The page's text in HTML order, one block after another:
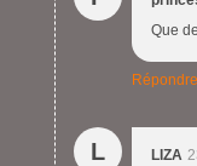
Que
Répondre
L LIZA